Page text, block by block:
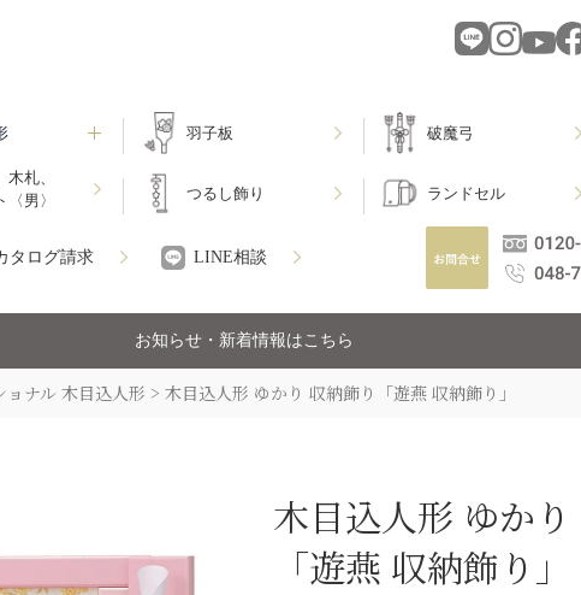
羽子板 破魔弓
札、
〈男〉
つるし飾り ランドセル
タログ請求 LINE相談
お知らせ・新着情報はこちら
ョナル 木目込人形 木目込人形 ゆかり 収納飾り「遊燕 収納飾り」
木目込人形 ゆかり
「遊燕 収納飾り」